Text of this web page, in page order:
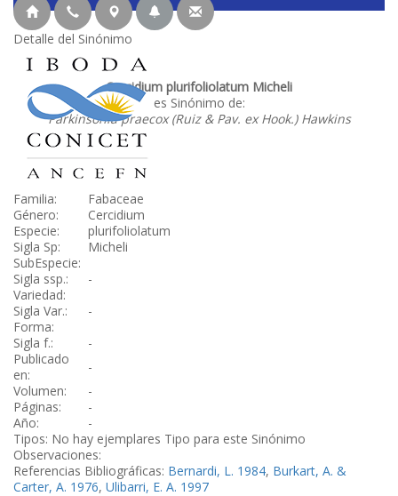
Detalle del Sinónimo
Cercidium plurifoliolatum Micheli
es Sinónimo de:
Parkinsonia praecox (Ruiz & Pav. ex Hook.) Hawkins
Familia:
Fabaceae
Género:
Cercidium
Especie:
plurifoliolatum
Sigla Sp:
Micheli
SubEspecie:
Sigla ssp.:
-
Variedad:
Sigla Var.:
-
Forma:
Sigla f.:
-
Publicado
en:
-
Volumen:
-
Páginas:
-
Año:
-
Tipos: No hay ejemplares Tipo para este Sinónimo
Observaciones:
Referencias Bibliográficas: Bernardi, L. 1984, Burkart, A. &
Carter, A. 1976, Ulibarri, E. A. 1997